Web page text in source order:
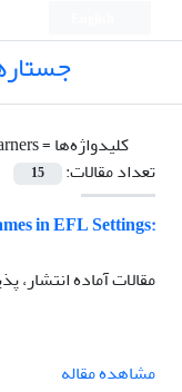
کلیدواژه‌ها =
تعداد مقالات:
15
in EFL Settings:
مقالات آماده انتشار،
مشاهده مقاله